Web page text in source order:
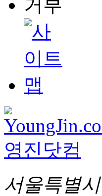
서울특별